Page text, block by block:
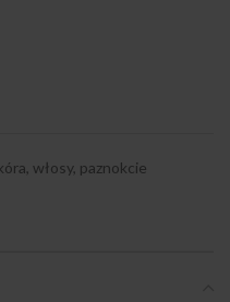
włosy, paznokcie